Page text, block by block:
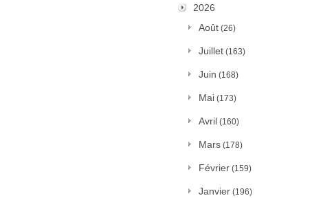
2026
Août (26)
Juillet (163)
Juin (168)
Mai (173)
Avril (160)
Mars (178)
Février (159)
Janvier (196)